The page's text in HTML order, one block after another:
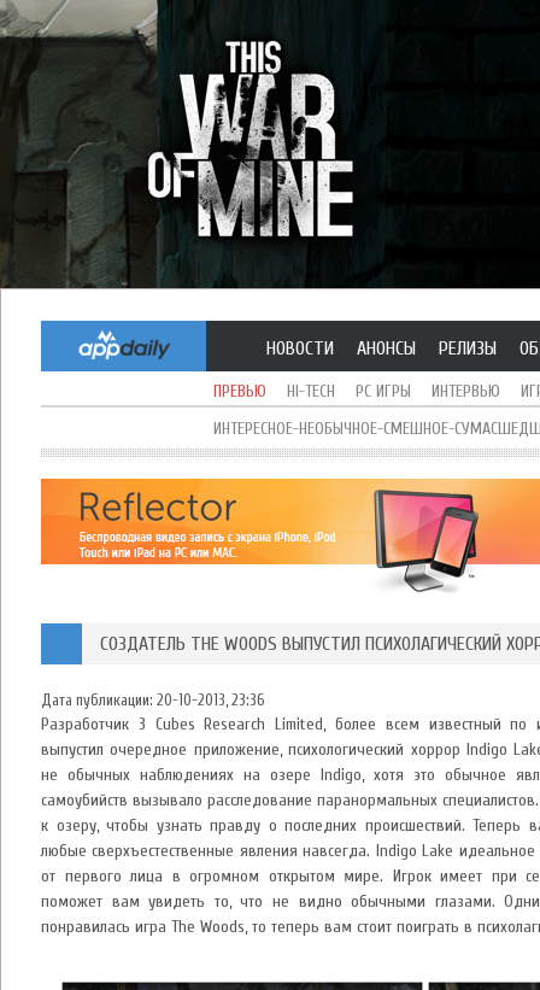
НОВОСТИ АНОНСЫ РЕЛИЗЫ
ПРЕВЬЮ HI-TECH PC ИГРЫ ИНТЕРВЬЮ
ИНТЕРЕСНОЕ-НЕОБЫЧНОЕ-СМЕШНОЕ-
СОЗДАТЕЛЬ THE WOODS ВЫПУСТИЛ ПСИХОЛАГИЧЕСКИЙ
Дата публикации: 20-10-2013, 23:36
Разработчик 3 Cubes Research Limited, более всем известный
выпустил очередное приложение, психологический хоррор Indigo
не обычных наблюдениях на озере Indigo, хотя это обычное
самоубийств вызывало расследование паранормальных
к озеру, чтобы узнать правду о последних происшествий. Теперь
любые сверхъестественные явления навсегда. Indigo Lake
от первого лица в огромном открытом мире. Игрок имеет при
поможет вам увидеть то, что не видно обычными глазами.
понравилась игра The Woods, то теперь вам стоит поиграть в